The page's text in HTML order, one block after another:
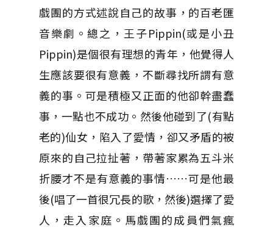
戲團的方式述說自己的故事，的百老匯
音樂劇。總之，王子Pippin(或是小丑
Pippin)是個很有理想的青年，他覺得人
生應該要很有意義，不斷尋找所謂有意
義的事。可是積極又正面的他卻幹盡蠢
事，一點也不成功。然後他碰到了(有點
老的)仙女，陷入了愛情，卻又矛盾的被
原來的自己拉扯著，帶著家累為五斗米
折腰才不是有意義的事情……可是他最
後(唱了一首很冗長的歌，然後)選擇了愛
人，走入家庭。馬戲團的成員們氣瘋